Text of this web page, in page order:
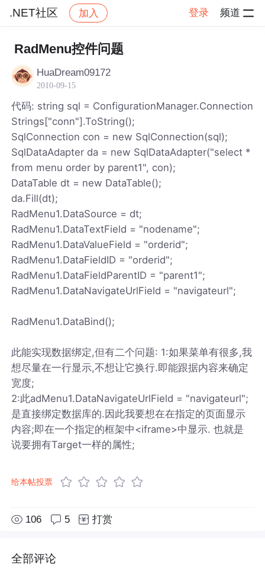
.NET社区 加入 登录 频道
社区 .NET社区 帖子详情
RadMenu控件问题
HuaDream09172
2010-09-15
代码: string sql = ConfigurationManager.Connection
Strings["conn"].ToString();
SqlConnection con = new SqlConnection(sql);
SqlDataAdapter da = new SqlDataAdapter("select *
from menu order by parent1", con);
DataTable dt = new DataTable();
da.Fill(dt);
RadMenu1.DataSource = dt;
RadMenu1.DataTextField = "nodename";
RadMenu1.DataValueField = "orderid";
RadMenu1.DataFieldID = "orderid";
RadMenu1.DataFieldParentID = "parent1";
RadMenu1.DataNavigateUrlField = "navigateurl";
RadMenu1.DataBind();
此能实现数据绑定,但有二个问题: 1:如果菜单有很多,我
想尽量在一行显示,不想让它换行.即能跟据内容来确定
宽度;
2:此adMenu1.DataNavigateUrlField = "navigateurl";
是直接绑定数据库的.因此我要想在在指定的页面显示
内容;即在一个指定的框架中<iframe>中显示. 也就是
说要拥有Target一样的属性;
给本帖投票
106 5 打赏
全部评论